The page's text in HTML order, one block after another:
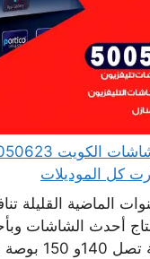
كل الموديلات
الماضية القليلة
أحدث الشاشات
وبأحجام